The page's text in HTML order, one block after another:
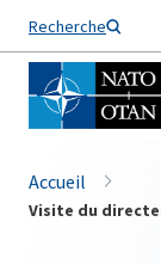
Recherche
Nom de famille*
Accueil